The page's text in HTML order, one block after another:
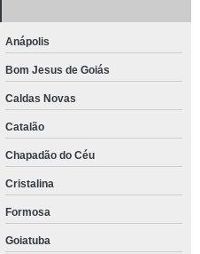
Anápolis
Bom Jesus de Goiás
Caldas Novas
Catalão
Chapadão do Céu
Cristalina
Formosa
Goiatuba